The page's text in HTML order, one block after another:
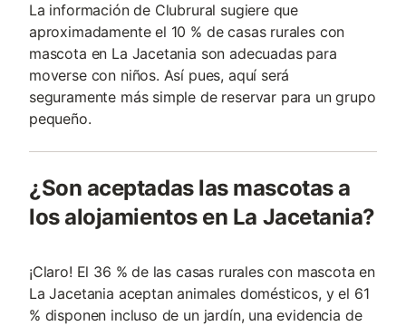
La información de Clubrural sugiere que
aproximadamente el 10 % de casas rurales con
mascota en La Jacetania son adecuadas para
moverse con niños. Así pues, aquí será
seguramente más simple de reservar para un grupo
pequeño.
¿Son aceptadas las mascotas a
los alojamientos en La Jacetania?
¡Claro! El 36 % de las casas rurales con mascota en
La Jacetania aceptan animales domésticos, y el 61
% disponen incluso de un jardín, una evidencia de